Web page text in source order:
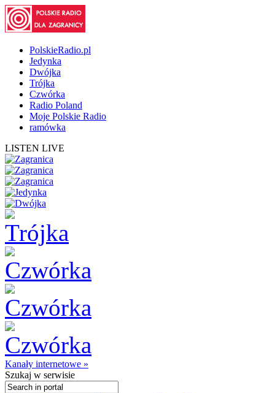
PolskieRadio.pl
Jedynka
Dwójka
Trójka
Czwórka
Radio Poland
Moje Polskie Radio
ramówka
LISTEN LIVE
Kanały internetowe »
Szukaj w serwisie